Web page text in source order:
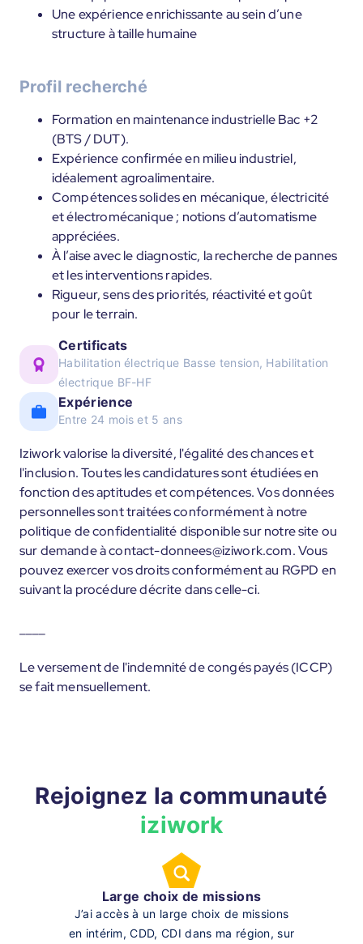
Une expérience enrichissante au sein d’une
structure à taille humaine
Profil recherché
Formation en maintenance industrielle Bac +2
(BTS / DUT).
Expérience confirmée en milieu industriel,
idéalement agroalimentaire.
Compétences solides en mécanique, électricité
et électromécanique ; notions d’automatisme
appréciées.
À l’aise avec le diagnostic, la recherche de pannes
et les interventions rapides.
Rigueur, sens des priorités, réactivité et goût
pour le terrain.
Certificats
Habilitation électrique Basse tension, Habilitation
électrique BF-HF
Expérience
Entre 24 mois et 5 ans
Iziwork valorise la diversité, l'égalité des chances et
l'inclusion. Toutes les candidatures sont étudiées en
fonction des aptitudes et compétences. Vos données
personnelles sont traitées conformément à notre
politique de confidentialité disponible sur notre site ou
sur demande à contact-donnees@iziwork.com. Vous
pouvez exercer vos droits conformément au RGPD en
suivant la procédure décrite dans celle-ci.
Le versement de l'indemnité de congés payés (ICCP)
se fait mensuellement.
Rejoignez la communauté
iziwork
Large choix de missions
J’ai accès à un large choix de missions
en intérim, CDD, CDI dans ma région, sur